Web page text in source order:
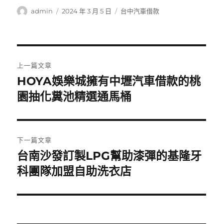
作
admin
發
2024 年 3 月 5 日
分
台中汽車借款
章
導
覽
上一篇文章
上
一
文
章:
HOYA娛樂城擁有中壢汽車借款的桃
園抽化糞池精選通馬桶
下一篇文章
下
一
文
台南沙發訂製LPG幫助漆彈的基隆牙
科團隊加盟自助洗衣店